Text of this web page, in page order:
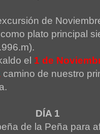
de
plato principal
el 1 de
camino de nuestro
DÍA 1
de la Peña para